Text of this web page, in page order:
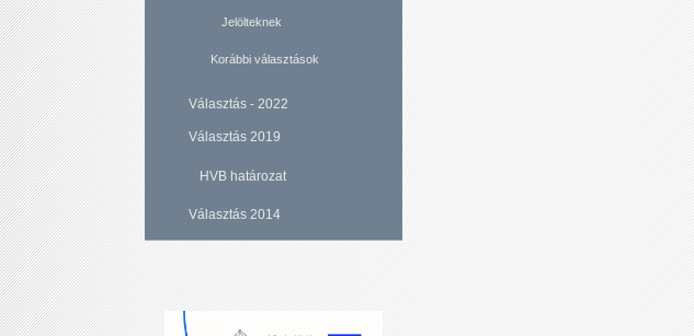
Jelölteknek
Korábbi választások
Választás - 2022
Választás 2019
HVB határozat
Választás 2014